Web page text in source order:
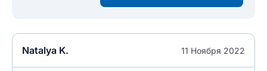
Natalya K. 11 Ноября 2022